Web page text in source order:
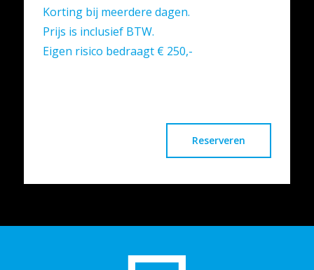
Korting bij meerdere dagen.
Prijs is inclusief BTW.
Eigen risico bedraagt € 250,-
Reserveren